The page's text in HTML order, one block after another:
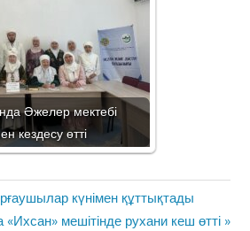
Әжелер мектебі
кездесу өтті
күнімен құттықтады
мешітінде рухани кеш өтті